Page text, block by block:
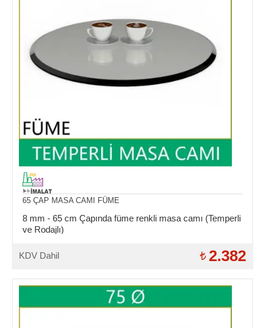
65 ÇAP MASA CAMI FÜME
8 mm - 65 cm Çapında füme renkli masa camı (Temperli
ve Rodajlı)
KDV Dahil 2.382